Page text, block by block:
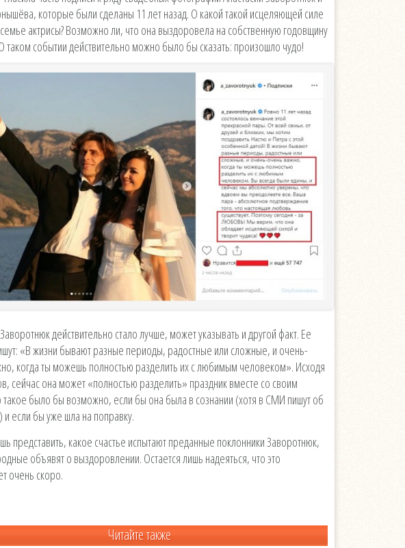
которые были сделаны 11 лет назад. О какой такой исцеляющей силе
актрисы? Возможно ли, что она выздоровела на собственную годовщину
таком событии действительно можно было бы сказать: произошло чудо!
действительно стало лучше, может указывать и другой факт. Ее
«В жизни бывают разные периоды, радостные или сложные, и очень-
когда ты можешь полностью разделить их с любимым человеком». Исходя
сейчас она может «полностью разделить» праздник вместе со своим
было бы возможно, если бы она была в сознании (хотя в СМИ пишут об
если бы уже шла на поправку.
представить, какое счастье испытают преданные поклонники Заворотнюк,
объявят о выздоровлении. Остается лишь надеяться, что это
очень скоро.
Читайте также